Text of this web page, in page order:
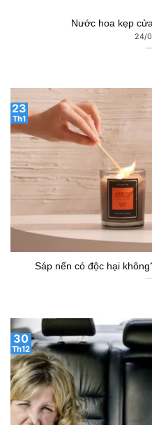
Nước hoa kẹp
24/
Sáp nến có độc hại
23
Th1
30
Th12